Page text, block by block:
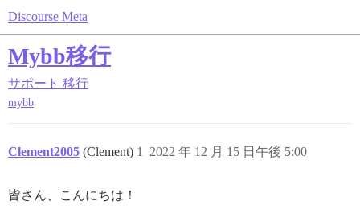
Discourse Meta
Mybb移行
サポート 移行
mybb
Clement2005 (Clement) 2022 年 12 月 15 日午後 5:00
1
皆さん、こんにちは！